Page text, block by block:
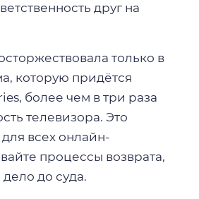
друг на
только в
которую придётся
более чем в три раза
телевизора. Это
всех онлайн-
процессы возврата,
до суда.